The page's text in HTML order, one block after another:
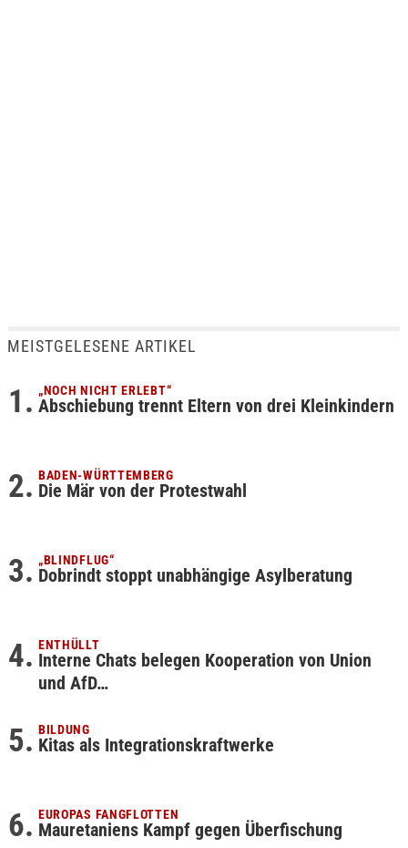
MEISTGELESENE ARTIKEL
„NOCH NICHT ERLEBT“
Abschiebung trennt Eltern von drei Kleinkindern
BADEN-WÜRTTEMBERG
Die Mär von der Protestwahl
„BLINDFLUG“
Dobrindt stoppt unabhängige Asylberatung
ENTHÜLLT
Interne Chats belegen Kooperation von Union
und AfD…
BILDUNG
Kitas als Integrationskraftwerke
EUROPAS FANGFLOTTEN
Mauretaniens Kampf gegen Überfischung